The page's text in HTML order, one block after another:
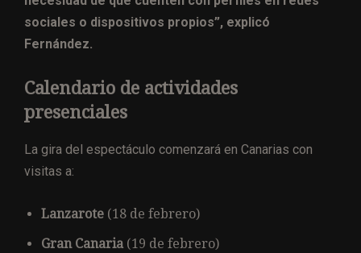
sociales o dispositivos propios”, explicó
Fernández.
Calendario de actividades
presenciales
La gira del espectáculo comenzará en Canarias con
visitas a:
Lanzarote (18 de febrero)
Gran Canaria(19 de febrero)